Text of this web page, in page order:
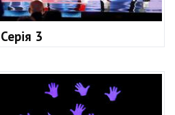
Серія 3